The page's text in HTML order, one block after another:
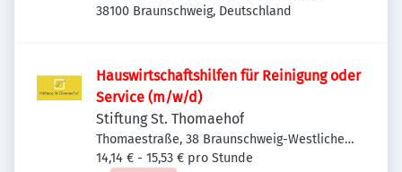
38100 Braunschweig, Deutschland
Hauswirtschaftshilfen für Reinigung oder
Service (m/w/d)
Stiftung St. Thomaehof
Thomaestraße, 38 Braunschweig-Westliches
Ringgebiet, Deutschland
14,14 € - 15,53 € pro Stunde